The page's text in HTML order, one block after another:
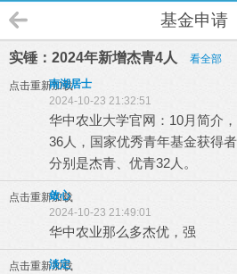
基金申请
实锤：2024年新增杰青4人 看全部
点击重新加载
南湖居士
2024-10-23 21:32:51
华中农业大学官网：10月简介
36人，国家优秀青年基金获得
分别是杰青、优青32人。
点击重新加载
敛心
2024-10-23 21:49:01
华中农业那么多杰优，强
点击重新加载
淡定